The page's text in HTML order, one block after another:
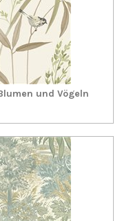
und Vögeln